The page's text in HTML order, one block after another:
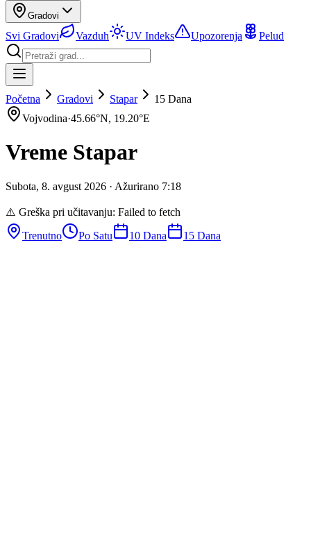
Gradovi
Svi Gradovi Vazduh UV Indeks Upozorenja Pelud
Početna Gradovi Stapar
15 Dana
Vojvodina·45.66°N, 19.20°E
Vreme Stapar
Subota, 8. avgust 2026 · Ažurirano 7:18
⚠️ Greška pri učitavanju: Failed to fetch
Trenutno
Po Satu 10 Dana 15 Dana